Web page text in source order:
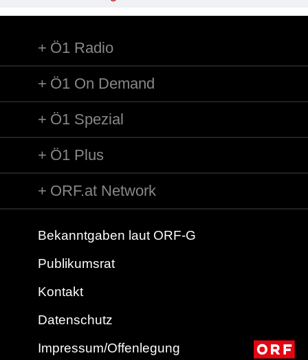
Ö1 Radio
Ö1 On Demand
Ö1 Spezial
Ö1 Plus
ORF.at Network
Bekanntgaben laut ORF-G
Publikumsrat
Kontakt
Datenschutz
Impressum/Offenlegung